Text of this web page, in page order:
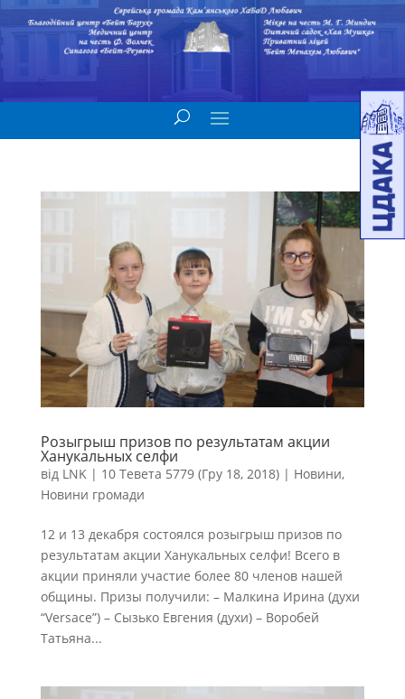
Розыгрыш призов по результатам акции
Ханукальных селфи
від LNK| 10 Тевета 5779 (Гру 18, 2018)| Новини,
Новини громади
12 и 13 декабря состоялся розыгрыш призов по
результатам акции Ханукальных селфи! Всего в
акции приняли участие более 80 членов нашей
общины. Призы получили: – Малкина Ирина (духи
“Versace”) – Сызько Евгения (духи) – Воробей
Татьяна...